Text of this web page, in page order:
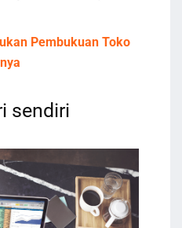
Pembukuan Toko
sendiri